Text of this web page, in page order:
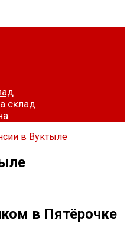
склад
в Вуктыле
в Пятёрочке